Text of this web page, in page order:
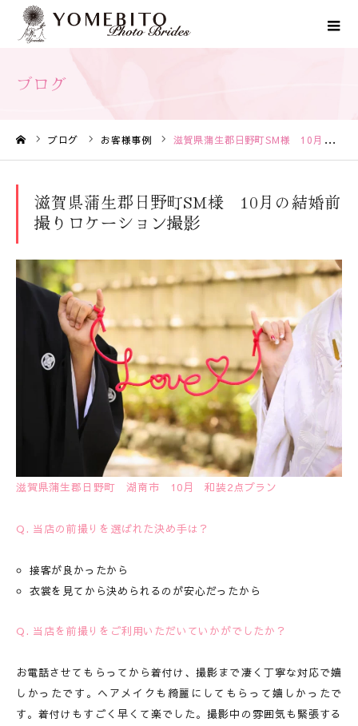
ブログ
ブログ お客様事例 滋賀県蒲生郡日野町SM様 10月の結婚前撮りロケーション撮影
滋賀県蒲生郡日野町SM様 10月の結婚前
撮りロケーション撮影
滋賀県蒲生郡日野町 湖南市 10月 和装2点プラン
Q. 当店の前撮りを選ばれた決め手は？
接客が良かったから
衣裳を見てから決められるのが安心だったから
Q. 当店を前撮りをご利用いただいていかがでしたか？
お電話させてもらってから着付け、撮影まで凄く丁寧な対応で嬉
しかったです。ヘアメイクも綺麗にしてもらって嬉しかったで
す。着付けもすごく早くて楽でした。撮影中の雰囲気も緊張する